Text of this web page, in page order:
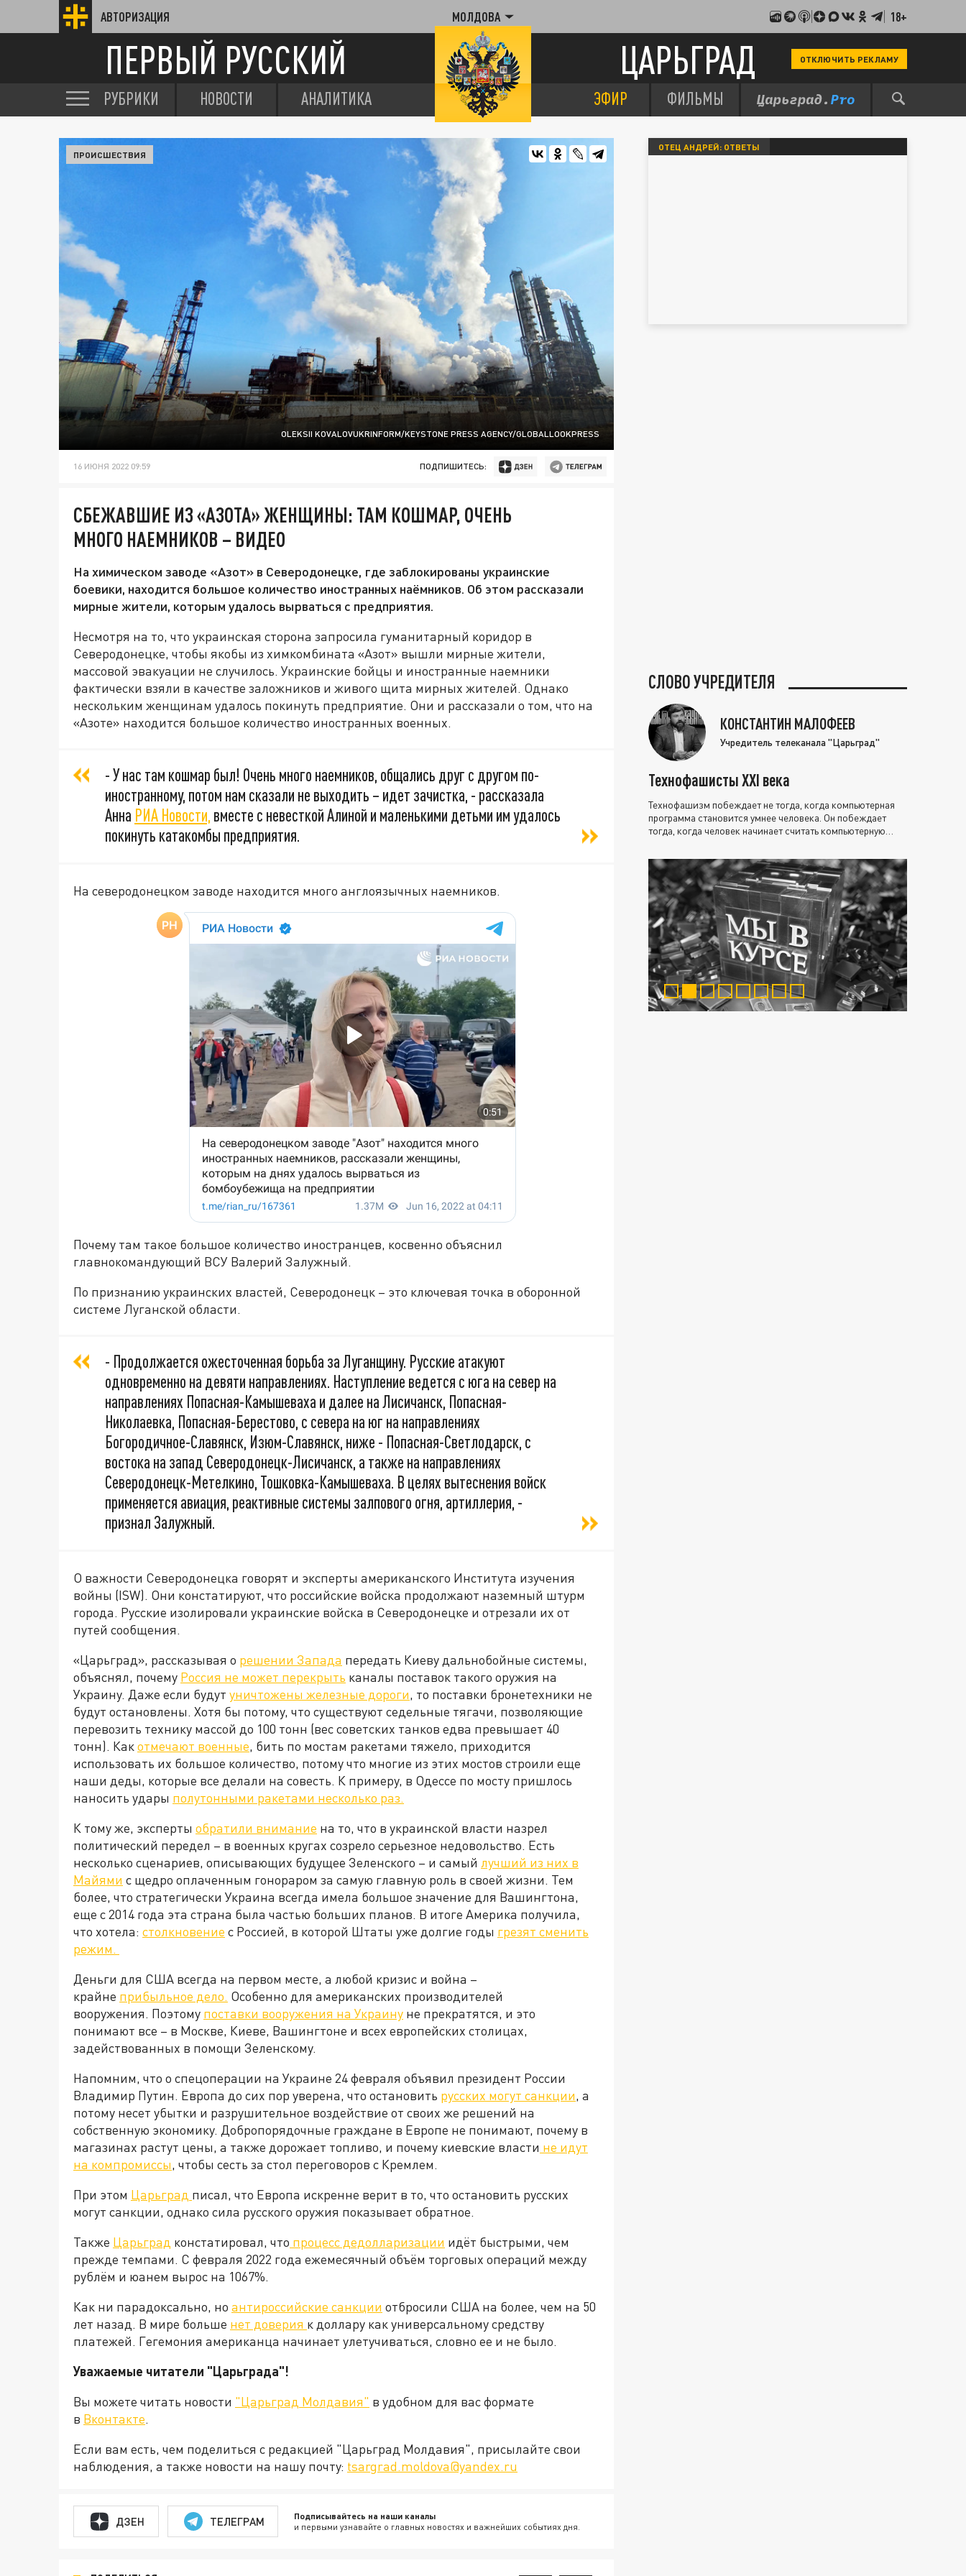
АВТОРИЗАЦИЯ МОЛДОВА 18+
ПЕРВЫЙ РУССКИЙ ЦАРЬГРАД ОТКЛЮЧИТЬ РЕКЛАМУ
РУБРИКИ НОВОСТИ АНАЛИТИКА ЭФИР ФИЛЬМЫ
OLEKSII KOVALOVUKRINFORM/KEYSTONE PRESS AGENCY/GLOBALLOOKPRESS
ПРОИСШЕСТВИЯ
16 ИЮНЯ 2022 09:59 ПОДПИШИТЕСЬ:
СБЕЖАВШИЕ ИЗ «АЗОТА» ЖЕНЩИНЫ: ТАМ КОШМАР, ОЧЕНЬ
МНОГО НАЕМНИКОВ – ВИДЕО
На химическом заводе «Азот» в Северодонецке, где заблокированы украинские
боевики, находится большое количество иностранных наёмников. Об этом рассказали
мирные жители, которым удалось вырваться с предприятия.
Несмотря на то, что украинская сторона запросила гуманитарный коридор в
Северодонецке, чтобы якобы из химкомбината «Азот» вышли мирные жители,
массовой эвакуации не случилось. Украинские бойцы и иностранные наемники
фактически взяли в качестве заложников и живого щита мирных жителей. Однако
нескольким женщинам удалось покинуть предприятие. Они и рассказали о том, что на
«Азоте» находится большое количество иностранных военных.
- У нас там кошмар был! Очень много наемников, общались друг с другом по-
иностранному, потом нам сказали не выходить – идет зачистка, - рассказала
Анна РИА Новости, вместе с невесткой Алиной и маленькими детьми им удалось
покинуть катакомбы предприятия.
На северодонецком заводе находится много англоязычных наемников.
Почему там такое большое количество иностранцев, косвенно объяснил
главнокомандующий ВСУ Валерий Залужный.
По признанию украинских властей, Северодонецк – это ключевая точка в оборонной
системе Луганской области.
- Продолжается ожесточенная борьба за Луганщину. Русские атакуют
одновременно на девяти направлениях. Наступление ведется с юга на север на
направлениях Попасная-Камышеваха и далее на Лисичанск, Попасная-
Николаевка, Попасная-Берестово, с севера на юг на направлениях
Богородичное-Славянск, Изюм-Славянск, ниже - Попасная-Светлодарск, с
востока на запад Северодонецк-Лисичанск, а также на направлениях
Северодонецк-Метелкино, Тошковка-Камышеваха. В целях вытеснения войск
применяется авиация, реактивные системы залпового огня, артиллерия, -
признал Залужный.
О важности Северодонецка говорят и эксперты американского Института изучения
войны (ISW). Они констатируют, что российские войска продолжают наземный штурм
города. Русские изолировали украинские войска в Северодонецке и отрезали их от
путей сообщения.
«Царьград», рассказывая о решении Запада передать Киеву дальнобойные системы,
объяснял, почему Россия не может перекрыть каналы поставок такого оружия на
Украину. Даже если будут уничтожены железные дороги, то поставки бронетехники не
будут остановлены. Хотя бы потому, что существуют седельные тягачи, позволяющие
перевозить технику массой до 100 тонн (вес советских танков едва превышает 40
тонн). Какотмечают военные, бить по мостам ракетами тяжело, приходится
использовать их большое количество, потому что многие из этих мостов строили еще
наши деды, которые все делали на совесть. К примеру, в Одессе по мосту пришлось
наносить удары полутонными ракетами несколько раз.
К тому же, эксперты обратили внимание на то, что в украинской власти назрел
политический передел – в военных кругах созрело серьезное недовольство. Есть
несколько сценариев, описывающих будущее Зеленского – и самый лучший из них в
Майями с щедро оплаченным гонораром за самую главную роль в своей жизни. Тем
более, что стратегически Украина всегда имела большое значение для Вашингтона,
еще с 2014 года эта страна была частью больших планов. В итоге Америка получила,
что хотела: столкновение с Россией, в которой Штаты уже долгие годы грезят сменить
режим.
Деньги для США всегда на первом месте, а любой кризис и война –
крайне прибыльное дело. Особенно для американских производителей
вооружения. Поэтому поставки вооружения на Украину не прекратятся, и это
понимают все – в Москве, Киеве, Вашингтоне и всех европейских столицах,
задействованных в помощи Зеленскому.
Напомним, что о спецоперации на Украине 24 февраля объявил президент России
Владимир Путин. Европа до сих пор уверена, что остановить русских могут санкции, а
потому несет убытки и разрушительное воздействие от своих же решений на
собственную экономику. Добропорядочные граждане в Европе не понимают, почему в
магазинах растут цены, а также дорожает топливо, и почему киевские власти не идут
на компромиссы, чтобы сесть за стол переговоров с Кремлем.
При этом Царьград писал, что Европа искренне верит в то, что остановить русских
могут санкции, однако сила русского оружия показывает обратное.
Также Царьград констатировал, что процесс дедолларизации идёт быстрыми, чем
прежде темпами. С февраля 2022 года ежемесячный объём торговых операций между
рублём и юанем вырос на 1067%.
Как ни парадоксально, но антироссийские санкции отбросили США на более, чем на 50
лет назад. В мире больше нет доверия к доллару как универсальному средству
платежей. Гегемония американца начинает улетучиваться, словно ее и не было.
Уважаемые читатели "Царьграда"!
Вы можете читать новости "Царьград Молдавия" в удобном для вас формате
в Вконтакте.
Если вам есть, чем поделиться с редакцией "Царьград Молдавия", присылайте свои
наблюдения, а также новости на нашу почту: tsargrad.moldova@yandex.ru
ДЗЕН ТЕЛЕГРАМ Подписывайтесь на наши каналы
и первыми узнавайте о главных новостях и важнейших событиях дня.
ОТЕЦ АНДРЕЙ: ОТВЕТЫ
СЛОВО УЧРЕДИТЕЛЯ
КОНСТАНТИН МАЛОФЕЕВ
Учредитель телеканала "Царьград"
Технофашисты XXI века
Технофашизм побеждает не тогда, когда компьютерная
программа становится умнее человека. Он побеждает
тогда, когда человек начинает считать компьютерную